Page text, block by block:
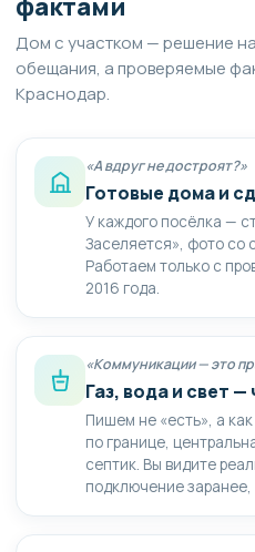
фактами
Дом с участком — решение
обещания, а проверяемые
Краснодар.
«А вдруг не достроят?»
Готовые дома и
У каждого посёлка —
Заселяется», фото со
Работаем только с
2016 года.
«Коммуникации — это
Газ, вода и свет
Пишем не «есть», а
по границе,
септик. Вы видите
подключение заранее,